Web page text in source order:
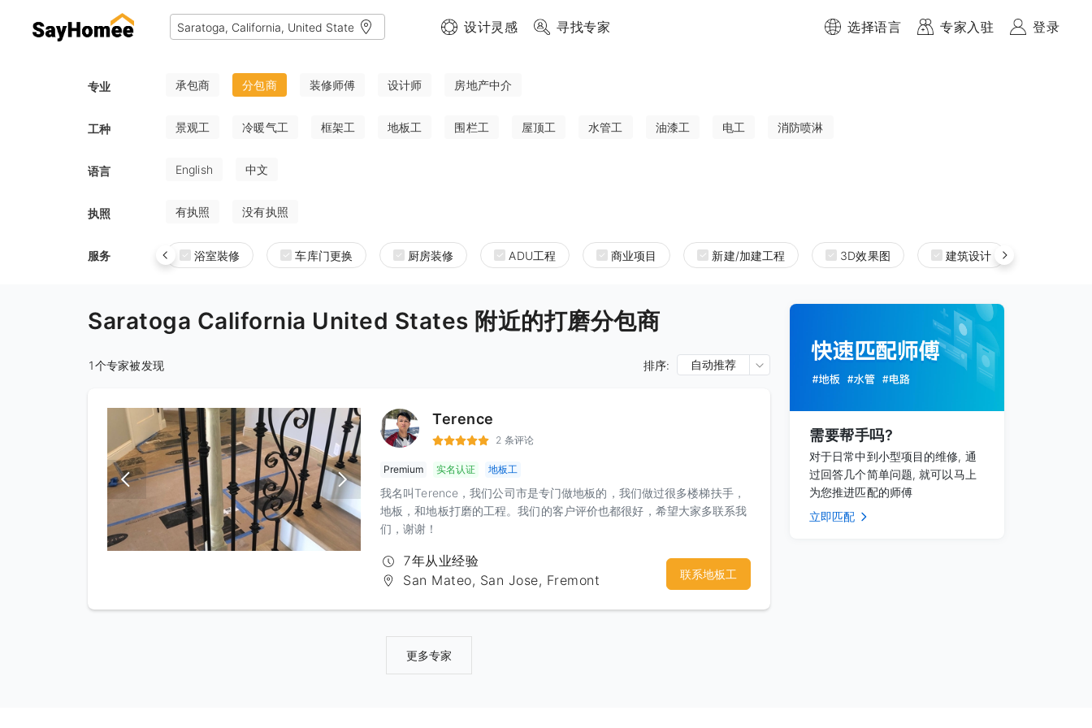
设计灵感 寻找专家 选择语言 专家入驻 登录
专业 承包商 分包商 装修师傅 设计师 房地产中介
工种 景观工 冷暖气工 框架工 地板工 围栏工 屋顶工 水管工 油漆工 电工 消防喷淋
语言 English 中文
执照 有执照 没有执照
服务 浴室裝修 车库门更换 厨房装修 ADU工程 商业项目 新建/加建工程 3D效果图 建筑设计
Saratoga California United States 附近的打磨分包商
1个专家被发现 排序: 自动推荐
Terence
2 条评论
Premium 实名认证 地板工
我名叫Terence，我们公司市是专门做地板的，我们做过很多楼梯扶手，
地板，和地板打磨的工程。我们的客户评价也都很好，希望大家多联系我
们，谢谢！
7年从业经验
San Mateo, San Jose, Fremont
联系地板工
更多专家
需要帮手吗?
对于日常中到小型项目的维修, 通
过回答几个简单问题, 就可以马上
为您推进匹配的师傅
立即匹配